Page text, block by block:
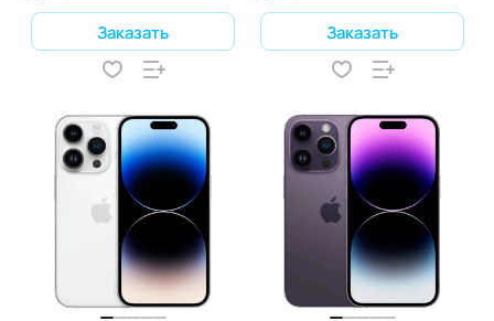
Заказать Заказать